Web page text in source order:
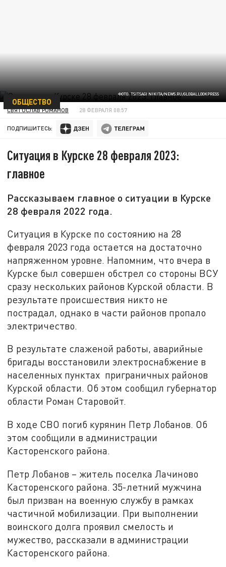
ФОТО: TSITSAGI NIKITA/NEWS.RU/GLOBALLOOKPRESS
ОБЩЕСТВО
СВЯТОСЛАВ РОМАНОВ 28 ФЕВРАЛЯ 08:57
ПОДПИШИТЕСЬ:
Ситуация в Курске 28 февраля 2023:
главное
Рассказываем главное о ситуации в Курске
28 февраля 2022 года.
Ситуация в Курске по состоянию на 28
февраля 2023 года остается на достаточно
напряженном уровне. Напомним, что вчера в
Курске был совершен обстрел со стороны ВСУ
сразу нескольких районов Курской области. В
результате происшествия никто не
пострадал, однако в части районов пропало
электричество.
В результате слаженой работы, аварийные
бригады восстановили электроснабжение в
населенных пунктах приграничных районов
Курской области. Об этом сообщил губернатор
области Роман Старовойт.
В ходе СВО погиб курянин Петр Лобанов. Об
этом сообщили в администрации
Касторенского района.
Петр Лобанов – житель поселка Лачиново
Касторенского района. 35-летний мужчина
был призван на военную службу в рамках
частичной мобилизации. При выполнении
воинского долга проявил смелость и
мужество, рассказали в администрации
Касторенского района.